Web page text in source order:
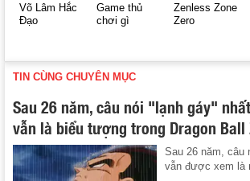
Võ Lâm Hắc
Đạo
Game thủ
chơi gì
Zenless Zone
Zero
TIN CÙNG CHUYÊN MỤC
Sau 26 năm, câu nói "lạnh gáy"
vẫn là biểu tượng trong Dragon Ball
Sau 26 năm, câu
vẫn được xem là